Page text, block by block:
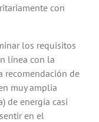
con
los requisitos
línea con la
recomendación de
muy amplia
de energía casi
en el